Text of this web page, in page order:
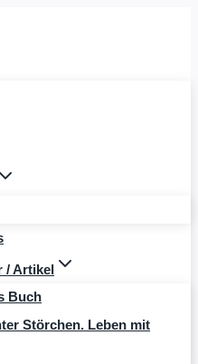
/ Artikel
Buch
Störchen. Leben mit